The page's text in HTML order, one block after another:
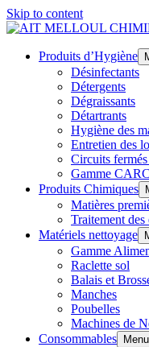
Skip to content
Produits d’Hygiène
Désinfectants
Détergents
Dégraissants
Détartrants
Hygiène des
Entretien des
Circuits
Gamme
Produits Chimiques
Matières
Traitement des
Matériels nettoyage
Gamme
Raclette sol
Balais et
Manches
Poubelles
Machines de
Consommables